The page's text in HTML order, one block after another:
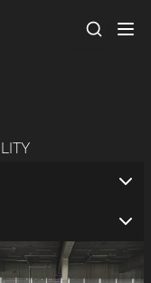
Suche